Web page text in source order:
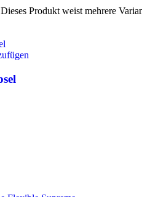
Dieses Produkt weist mehrere